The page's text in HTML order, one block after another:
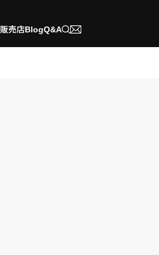
販売店BlogQ&A